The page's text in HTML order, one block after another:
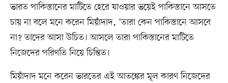
ভারত পাকিস্তানের মাটিতে হেরে যাওয়ার ভয়েই পাকিস্তানে আসতে
চায় না বলে মনে করেন মিয়াঁদাদ, ‘তারা কেন পাকিস্তানে আসবে
না? তাদের আসা উচিত। আসলে তারা পাকিস্তানের মাটিতে
নিজেদের পরিণতি নিয়ে চিন্তিত।
মিয়াঁদাদ মনে করেন ভারতের এই আতঙ্কের মূল কারণ নিজেদের